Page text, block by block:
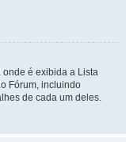
onde é exibida a Lista
Fórum, incluindo
de cada um deles.